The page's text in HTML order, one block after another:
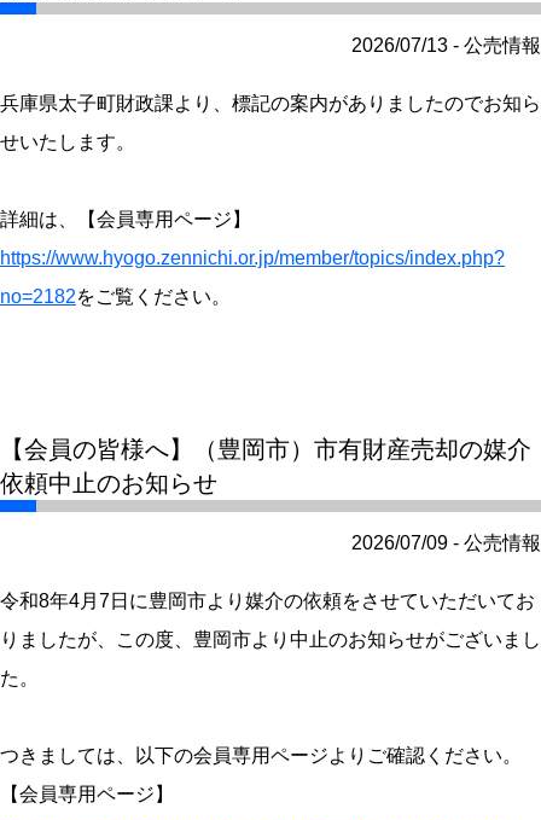
2026/07/13 - 公売情報
兵庫県太子町財政課より、標記の案内がありましたのでお知ら
せいたします。
詳細は、【会員専用ページ】
https://www.hyogo.zennichi.or.jp/member/topics/index.php?
no=2182をご覧ください。
【会員の皆様へ】（豊岡市）市有財産売却の媒介
依頼中止のお知らせ
2026/07/09 - 公売情報
令和8年4月7日に豊岡市より媒介の依頼をさせていただいてお
りましたが、この度、豊岡市より中止のお知らせがございまし
た。
つきましては、以下の会員専用ページよりご確認ください。
【会員専用ページ】